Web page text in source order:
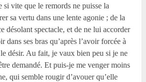
si vite que le remords ne puisse la
sa vertu dans une lente agonie ; de la
désolant spectacle, et de ne lui accorder
dans ses bras qu’après l’avoir forcée à
désir. Au fait, je vaux bien peu si je ne
demandé. Et puis-je me venger moins
qui semble rougir d’avouer qu’elle